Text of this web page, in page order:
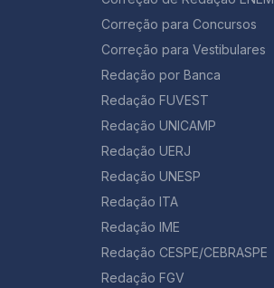
Correção para Concursos
Correção para Vestibulares
Redação por Banca
Redação FUVEST
Redação UNICAMP
Redação UERJ
Redação UNESP
Redação ITA
Redação IME
Redação CESPE/CEBRASPE
Redação FGV